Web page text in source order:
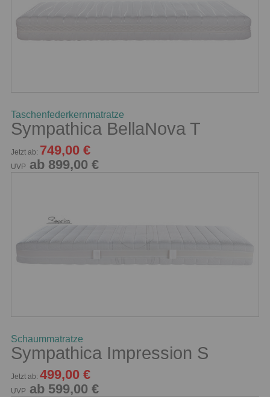
Taschenfederkernmatratze
Sympathica BellaNova T
Jetzt ab: 749,00 €
UVP ab 899,00 €
Schaummatratze
Sympathica Impression S
Jetzt ab: 499,00 €
UVP ab 599,00 €